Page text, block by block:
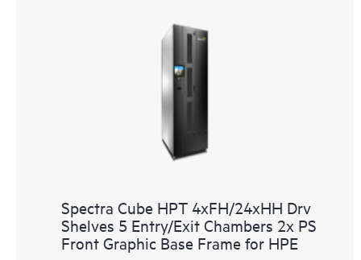
Spectra Cube HPT 4xFH/24xHH Drv
Shelves 5 Entry/Exit Chambers 2x PS
Front Graphic Base Frame for HPE